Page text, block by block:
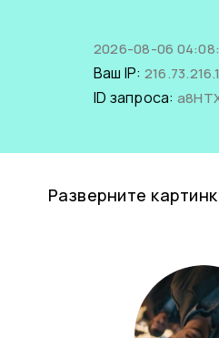
2026-08-06
Ваш IP:
ID запроса:
Разверните